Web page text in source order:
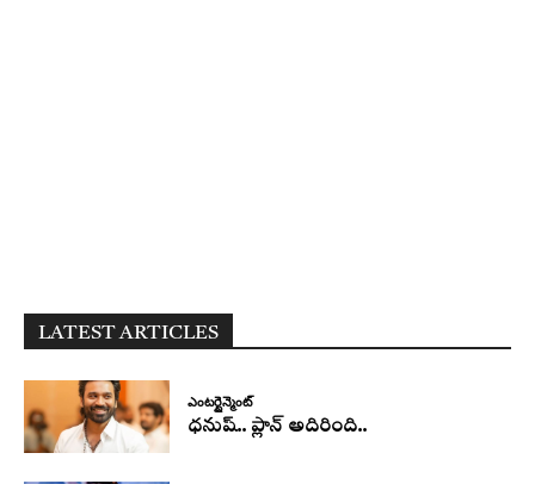
LATEST ARTICLES
ఎంటర్టైన్మెంట్
ధనుష్‌.. ప్లాన్ అదిరింది..